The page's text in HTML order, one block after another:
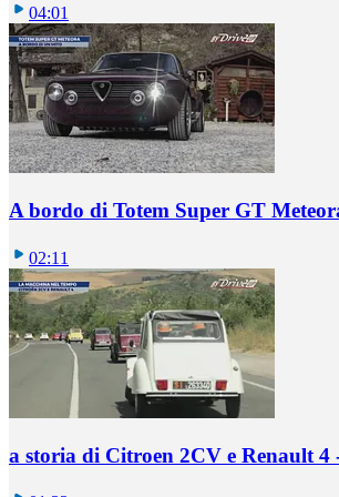
04:01
A bordo di Totem Super GT
02:11
a storia di Citroen 2CV e Renault